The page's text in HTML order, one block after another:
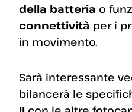
della batteria o
connettività per i
in movimento.
Sarà interessante
bilancerà le